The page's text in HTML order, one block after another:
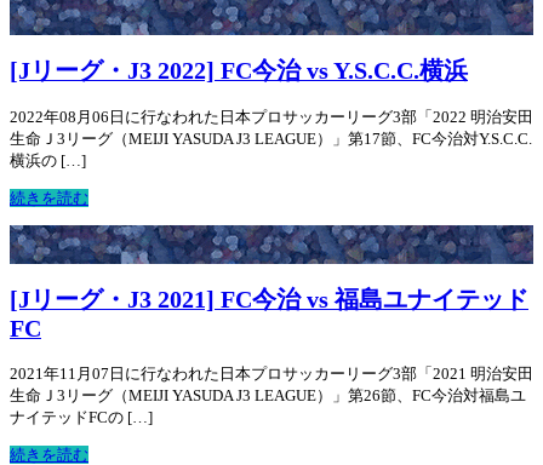
[Jリーグ・J3 2022] FC今治 vs Y.S.C.C.横浜
2022年08月06日に行なわれた日本プロサッカーリーグ3部「2022 明治安田
生命Ｊ3リーグ（MEIJI YASUDA J3 LEAGUE）」第17節、FC今治対Y.S.C.C.
横浜の […]
続きを読む
[Jリーグ・J3 2021] FC今治 vs 福島ユナイテッド
FC
2021年11月07日に行なわれた日本プロサッカーリーグ3部「2021 明治安田
生命Ｊ3リーグ（MEIJI YASUDA J3 LEAGUE）」第26節、FC今治対福島ユ
ナイテッドFCの […]
続きを読む